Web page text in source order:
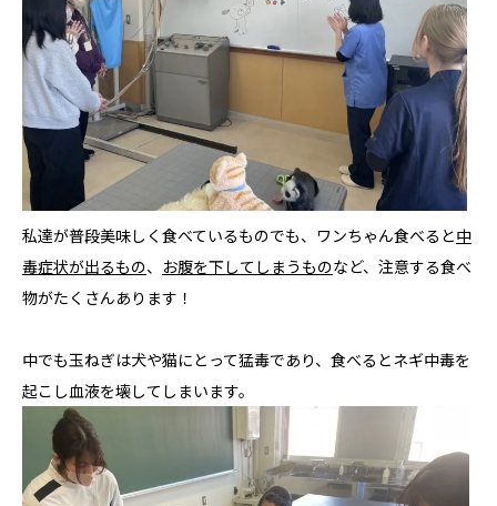
私達が普段美味しく食べているものでも、ワンちゃん食べると中
毒症状が出るもの、 お腹を下してしまうものなど、注意する食べ
物がたくさんあります！
中でも玉ねぎは犬や猫にとって猛毒であり、食べるとネギ中毒を
起こし血液を壊してしまいます。